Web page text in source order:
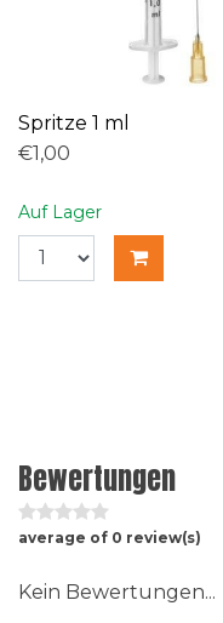
Spritze 1 ml
€1,00
Auf Lager
Bewertungen
average of 0 review(s)
Kein Bewertungen...